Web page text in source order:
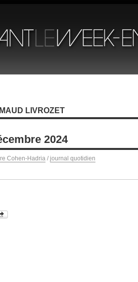
LIVROZET
2024
Cohen-Hadria / journal quotidien